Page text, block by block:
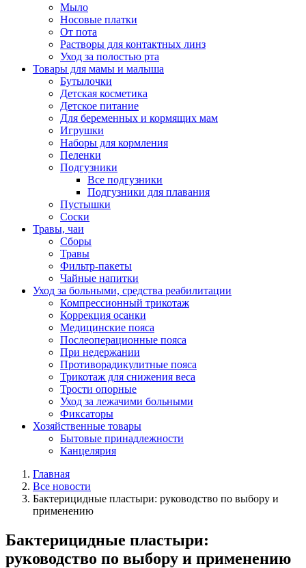
Мыло
Носовые платки
От пота
Растворы для контактных линз
Уход за полостью рта
Товары для мамы и малыша
Бутылочки
Детская косметика
Детское питание
Для беременных и кормящих мам
Игрушки
Наборы для кормления
Пеленки
Подгузники
Все подгузники
Подгузники для плавания
Пустышки
Соски
Травы, чаи
Сборы
Травы
Фильтр-пакеты
Чайные напитки
Уход за больными, средства реабилитации
Компрессионный трикотаж
Коррекция осанки
Медицинские пояса
Послеоперационные пояса
При недержании
Противорадикулитные пояса
Трикотаж для снижения веса
Трости опорные
Уход за лежачими больными
Фиксаторы
Хозяйственные товары
Бытовые принадлежности
Канцелярия
Главная
Все новости
Бактерицидные пластыри: руководство по выбору и
применению
Бактерицидные пластыри:
руководство по выбору и применению